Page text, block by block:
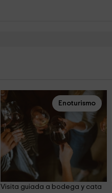
Enoturismo
Visita guiada a bodega y cata